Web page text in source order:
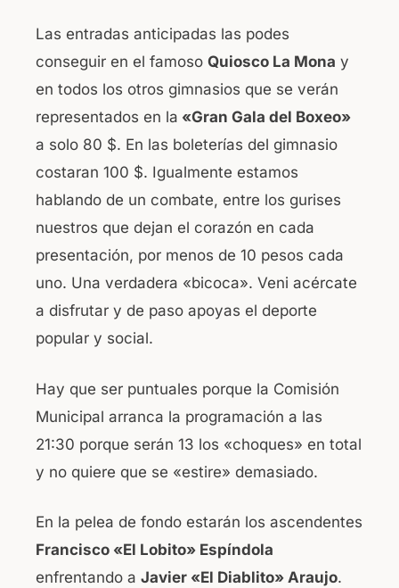
Las entradas anticipadas las podes
conseguir en el famoso Quiosco La Mona y
en todos los otros gimnasios que se verán
representados en la «Gran Gala del Boxeo»
a solo 80 $. En las boleterías del gimnasio
costaran 100 $. Igualmente estamos
hablando de un combate, entre los gurises
nuestros que dejan el corazón en cada
presentación, por menos de 10 pesos cada
uno. Una verdadera «bicoca». Veni acércate
a disfrutar y de paso apoyas el deporte
popular y social.
Hay que ser puntuales porque la Comisión
Municipal arranca la programación a las
21:30 porque serán 13 los «choques» en total
y no quiere que se «estire» demasiado.
En la pelea de fondo estarán los ascendentes
Francisco «El Lobito» Espíndola
enfrentando a Javier «El Diablito» Araujo.